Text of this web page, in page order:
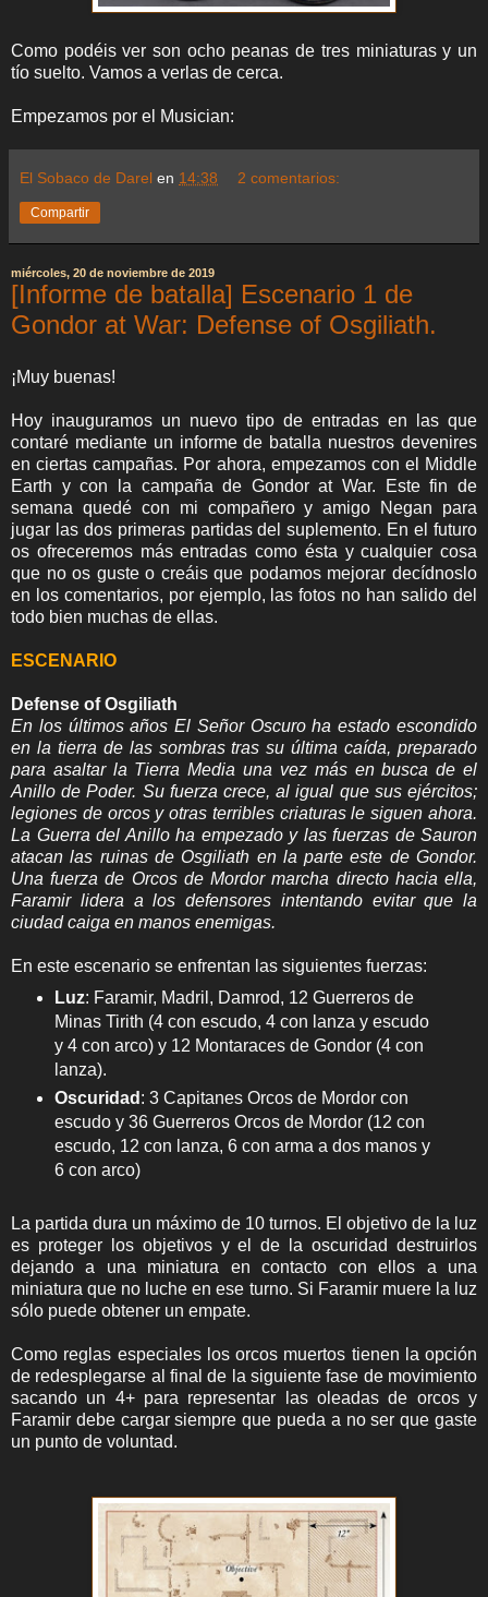
Como podéis ver son ocho peanas de tres miniaturas y un
tío suelto. Vamos a verlas de cerca.
Empezamos por el Musician:
El Sobaco de Darel en 14:38 2 comentarios:
Compartir
miércoles, 20 de noviembre de 2019
[Informe de batalla] Escenario 1 de
Gondor at War: Defense of Osgiliath.
¡Muy buenas!
Hoy inauguramos un nuevo tipo de entradas en las que
contaré mediante un informe de batalla nuestros devenires
en ciertas campañas. Por ahora, empezamos con el Middle
Earth y con la campaña de Gondor at War. Este fin de
semana quedé con mi compañero y amigo Negan para
jugar las dos primeras partidas del suplemento. En el futuro
os ofreceremos más entradas como ésta y cualquier cosa
que no os guste o creáis que podamos mejorar decídnoslo
en los comentarios, por ejemplo, las fotos no han salido del
todo bien muchas de ellas.
ESCENARIO
Defense of Osgiliath
En los últimos años El Señor Oscuro ha estado escondido
en la tierra de las sombras tras su última caída, preparado
para asaltar la Tierra Media una vez más en busca de el
Anillo de Poder. Su fuerza crece, al igual que sus ejércitos;
legiones de orcos y otras terribles criaturas le siguen ahora.
La Guerra del Anillo ha empezado y las fuerzas de Sauron
atacan las ruinas de Osgiliath en la parte este de Gondor.
Una fuerza de Orcos de Mordor marcha directo hacia ella,
Faramir lidera a los defensores intentando evitar que la
ciudad caiga en manos enemigas.
En este escenario se enfrentan las siguientes fuerzas:
Luz: Faramir, Madril, Damrod, 12 Guerreros de
Minas Tirith (4 con escudo, 4 con lanza y escudo
y 4 con arco) y 12 Montaraces de Gondor (4 con
lanza).
Oscuridad : 3 Capitanes Orcos de Mordor con
escudo y 36 Guerreros Orcos de Mordor (12 con
escudo, 12 con lanza, 6 con arma a dos manos y
6 con arco)
La partida dura un máximo de 10 turnos. El objetivo de la luz
es proteger los objetivos y el de la oscuridad destruirlos
dejando a una miniatura en contacto con ellos a una
miniatura que no luche en ese turno. Si Faramir muere la luz
sólo puede obtener un empate.
Como reglas especiales los orcos muertos tienen la opción
de redesplegarse al final de la siguiente fase de movimiento
sacando un 4+ para representar las oleadas de orcos y
Faramir debe cargar siempre que pueda a no ser que gaste
un punto de voluntad.